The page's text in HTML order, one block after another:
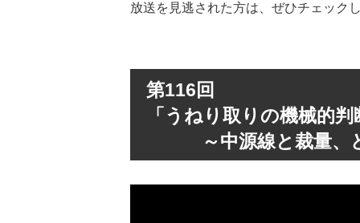
放送を見逃された方は、ぜひチェック
第116回
「うねり取りの機械的
～中源線と裁量、ど